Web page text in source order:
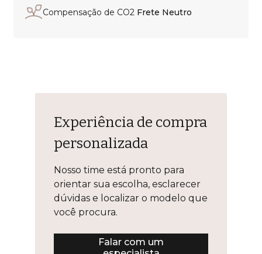
Compensação de CO2 Frete Neutro
Experiência de compra
personalizada
Nosso time está pronto para
orientar sua escolha, esclarecer
dúvidas e localizar o modelo que
você procura.
Falar com um